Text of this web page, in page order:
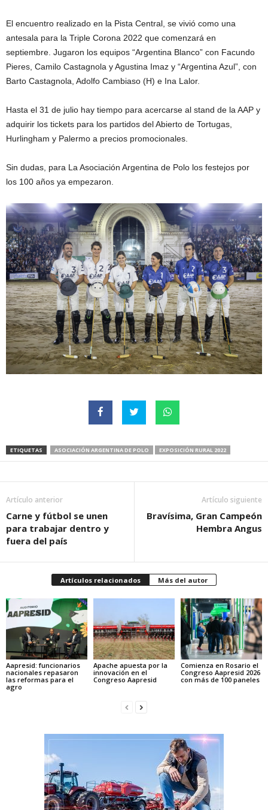
El encuentro realizado en la Pista Central, se vivió como una
antesala para la Triple Corona 2022 que comenzará en
septiembre. Jugaron los equipos “Argentina Blanco” con Facundo
Pieres, Camilo Castagnola y Agustina Imaz y “Argentina Azul”, con
Barto Castagnola, Adolfo Cambiaso (H) e Ina Lalor.
Hasta el 31 de julio hay tiempo para acercarse al stand de la AAP y
adquirir los tickets para los partidos del Abierto de Tortugas,
Hurlingham y Palermo a precios promocionales.
Sin dudas, para La Asociación Argentina de Polo los festejos por
los 100 años ya empezaron.
ETIQUETAS ASOCIACIÓN ARGENTINA DE POLO EXPOSICIÓN RURAL 2022
Artículo anterior
Carne y fútbol se unen
para trabajar dentro y
fuera del país
Artículo siguiente
Bravísima, Gran Campeón
Hembra Angus
Artículos relacionados Más del autor
Aapresid: funcionarios
nacionales repasaron
las reformas para el
agro
Apache apuesta por la
innovación en el
Congreso Aapresid
Comienza en Rosario el
Congreso Aapresid 2026
con más de 100 paneles